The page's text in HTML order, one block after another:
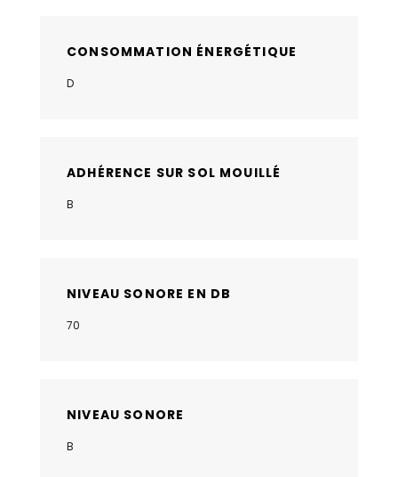
CONSOMMATION ÉNERGÉTIQUE
D
ADHÉRENCE SUR SOL MOUILLÉ
B
NIVEAU SONORE EN DB
70
NIVEAU SONORE
B